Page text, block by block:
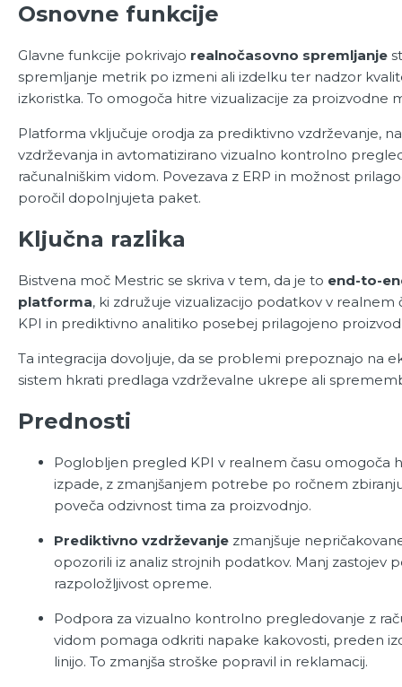
Osnovne funkcije
Glavne funkcije pokrivajo realnočasovno spremljanje
spremljanje metrik po izmeni ali izdelku ter nadzor
izkoristka. To omogoča hitre vizualizacije za proizvodne
Platforma vključuje orodja za prediktivno vzdrževanje,
vzdrževanja in avtomatizirano vizualno kontrolno
računalniškim vidom. Povezava z ERP in možnost
poročil dopolnjujeta paket.
Ključna razlika
Bistvena moč Mestric se skriva v tem, da je to end-to-
platforma, ki združuje vizualizacijo podatkov v realnem
KPI in prediktivno analitiko posebej prilagojeno
Ta integracija dovoljuje, da se problemi prepoznajo na
sistem hkrati predlaga vzdrževalne ukrepe ali
Prednosti
Poglobljen pregled KPI v realnem času omogoča
izpade, z zmanjšanjem potrebe po ročnem
poveča odzivnost tima za proizvodnjo.
Prediktivno vzdrževanje zmanjšuje
opozorili iz analiz strojnih podatkov. Manj zastojev
razpoložljivost opreme.
Podpora za vizualno kontrolno pregledovanje z
vidom pomaga odkriti napake kakovosti, preden
linijo. To zmanjša stroške popravil in reklamacij.